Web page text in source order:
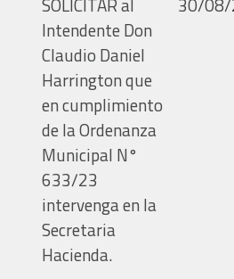
Intendente Don
Claudio Daniel
Harrington que
en cumplimiento
de la Ordenanza
Municipal N°
633/23
intervenga en la
Secretaria
Hacienda.